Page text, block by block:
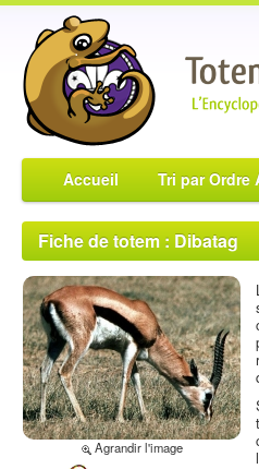
Accueil Tri par Ordre
Fiche de totem : Dibatag
Agrandir l'image